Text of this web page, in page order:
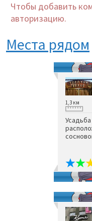
Чтобы добавить
авторизацию.
Места рядом
1,3 км